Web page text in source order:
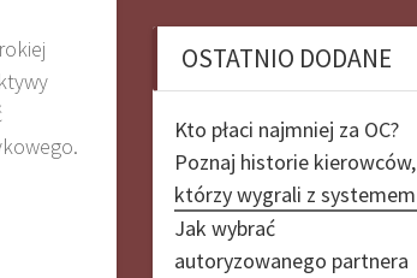
OSTATNIO DODANE
Kto płaci najmniej za OC?
Poznaj historie kierowców,
którzy wygrali z systemem
Jak wybrać
autoryzowanego partnera